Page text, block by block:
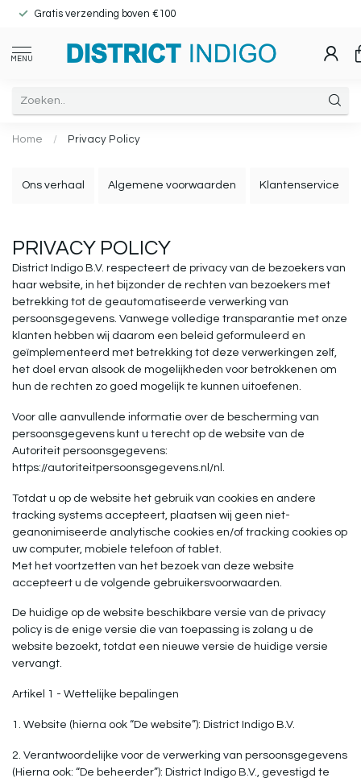
Gratis verzending boven €100
MENU
Home / Privacy Policy
Ons verhaal Algemene voorwaarden Klantenservice
PRIVACY POLICY
District Indigo B.V. respecteert de privacy van de bezoekers van
haar website, in het bijzonder de rechten van bezoekers met
betrekking tot de geautomatiseerde verwerking van
persoonsgegevens. Vanwege volledige transparantie met onze
klanten hebben wij daarom een beleid geformuleerd en
geïmplementeerd met betrekking tot deze verwerkingen zelf,
het doel ervan alsook de mogelijkheden voor betrokkenen om
hun de rechten zo goed mogelijk te kunnen uitoefenen.
Voor alle aanvullende informatie over de bescherming van
persoonsgegevens kunt u terecht op de website van de
Autoriteit persoonsgegevens:
https://autoriteitpersoonsgegevens.nl/nl.
Totdat u op de website het gebruik van cookies en andere
tracking systems accepteert, plaatsen wij geen niet-
geanonimiseerde analytische cookies en/of tracking cookies op
uw computer, mobiele telefoon of tablet.
Met het voortzetten van het bezoek van deze website
accepteert u de volgende gebruikersvoorwaarden.
De huidige op de website beschikbare versie van de privacy
policy is de enige versie die van toepassing is zolang u de
website bezoekt, totdat een nieuwe versie de huidige versie
vervangt.
Artikel 1 - Wettelijke bepalingen
1. Website (hierna ook “De website”): District Indigo B.V.
2. Verantwoordelijke voor de verwerking van persoonsgegevens
(Hierna ook: “De beheerder”): District Indigo B.V., gevestigd te